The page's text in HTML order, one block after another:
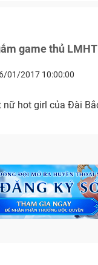
game thủ
01/2017 10:00:00
hot girl của Đài